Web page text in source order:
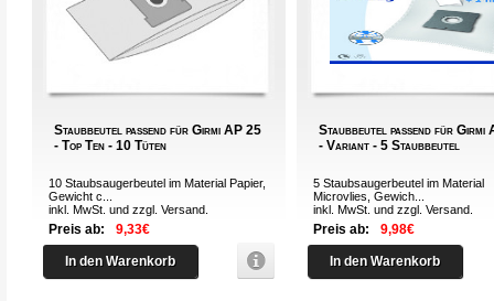
Staubbeutel passend für Girmi AP 25
- Top Ten - 10 Tüten
10 Staubsaugerbeutel im Material Papier,
Gewicht c...
inkl. MwSt. und zzgl.Versand
Preis ab: 9,33€
In den Warenkorb
Staubbeutel passend für Girmi
- Variant - 5 Staubbeutel
5 Staubsaugerbeutel im Material
Microvlies, Gewich...
inkl. MwSt. und zzgl.Versand
Preis ab: 9,98€
In den Warenkorb